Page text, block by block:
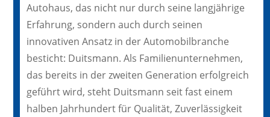
Autohaus, das nicht nur durch seine langjährige
Erfahrung, sondern auch durch seinen
innovativen Ansatz in der Automobilbranche
besticht: Duitsmann. Als Familienunternehmen,
das bereits in der zweiten Generation erfolgreich
geführt wird, steht Duitsmann seit fast einem
halben Jahrhundert für Qualität, Zuverlässigkeit